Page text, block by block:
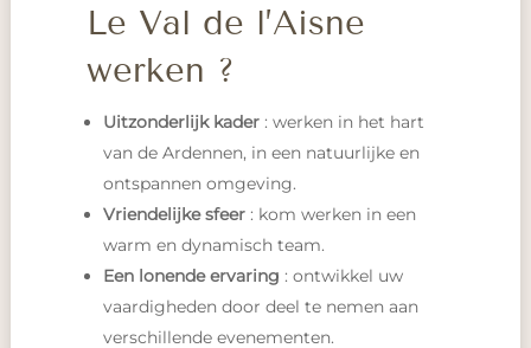
Le Val de l’Aisne
werken ?
Uitzonderlijk kader : werken in het hart
van de Ardennen, in een natuurlijke en
ontspannen omgeving.
Vriendelijke sfeer : kom werken in een
warm en dynamisch team.
Een lonende ervaring : ontwikkel uw
vaardigheden door deel te nemen aan
verschillende evenementen.